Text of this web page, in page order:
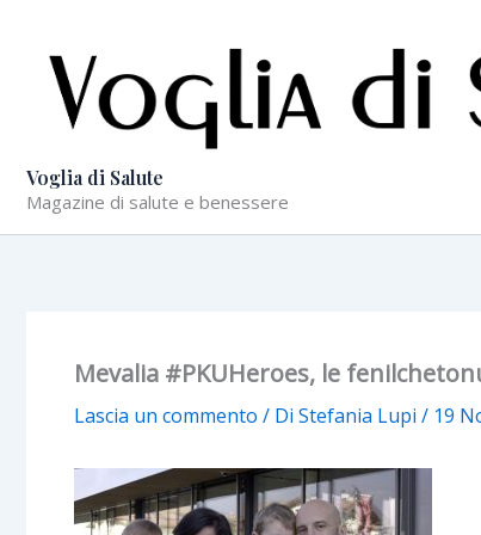
contenuto
Voglia di Salute
Magazine di salute e benessere
Mevalia #PKUHeroes, le
Lascia un commento / Di Stefania Lupi / 19